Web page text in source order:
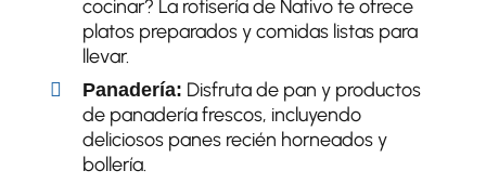
cocinar? La rotisería de Nativo te ofrece
platos preparados y comidas listas para
llevar.
Panadería: Disfruta de pan y productos
de panadería frescos, incluyendo
deliciosos panes recién horneados y
bollería.